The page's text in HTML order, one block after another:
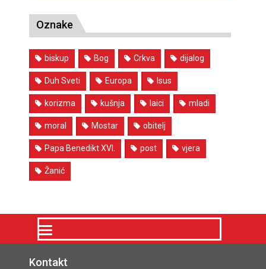
Oznake
biskup Bog Crkva dijalog
Duh Sveti Europa Isus
korizma kušnja laici mladi
moral Mostar obitelj
Papa Benedikt XVI. post vjera
Žanić
Kontakt